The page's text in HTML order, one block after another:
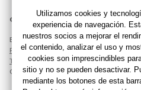
© 2018 - 2026 Raijuguetes.es,
Esta página está protegida por
Política de privacidadcompañías de
Términos y condiciones.
Creación de tiendas en línea